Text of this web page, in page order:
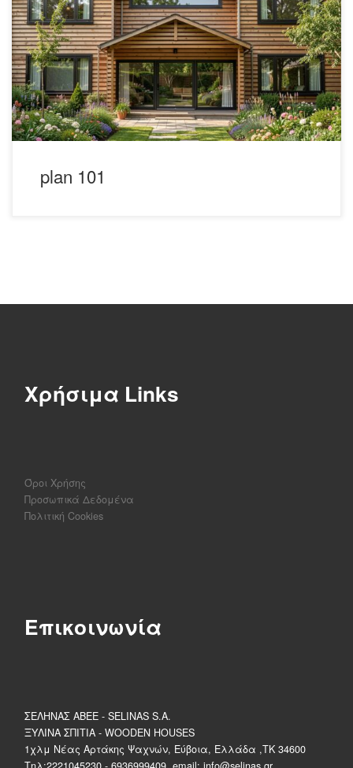
plan 101
Χρήσιμα Links
Όροι Χρήσης
Προσωπικά Δεδομένα
Πολιτική Cookies
Επικοινωνία
ΣΕΛΗΝΑΣ ΑΒΕΕ - SELINAS S.A.
ΞΥΛΙΝΑ ΣΠΙΤΙΑ - WOODEN HOUSES
1χλμ Νέας Αρτάκης Ψαχνών, Εύβοια, Ελλάδα ,ΤΚ 34600